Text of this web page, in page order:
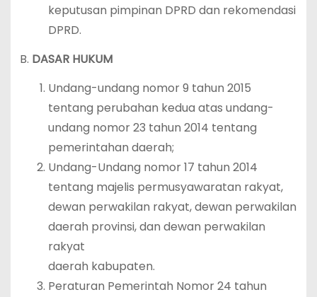
keputusan pimpinan DPRD dan rekomendasi
DPRD.
B. DASAR HUKUM
Undang-undang nomor 9 tahun 2015
tentang perubahan kedua atas undang-
undang nomor 23 tahun 2014 tentang
pemerintahan daerah;
Undang-Undang nomor 17 tahun 2014
tentang majelis permusyawaratan rakyat,
dewan perwakilan rakyat, dewan perwakilan
daerah provinsi, dan dewan perwakilan
rakyat
daerah kabupaten.
Peraturan Pemerintah Nomor 24 tahun